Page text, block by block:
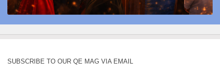
SUBSCRIBE TO OUR QE MAG VIA EMAIL